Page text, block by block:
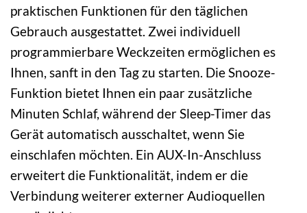
praktischen Funktionen für den täglichen
Gebrauch ausgestattet. Zwei individuell
programmierbare Weckzeiten ermöglichen es
Ihnen, sanft in den Tag zu starten. Die Snooze-
Funktion bietet Ihnen ein paar zusätzliche
Minuten Schlaf, während der Sleep-Timer das
Gerät automatisch ausschaltet, wenn Sie
einschlafen möchten. Ein AUX-In-Anschluss
erweitert die Funktionalität, indem er die
Verbindung weiterer externer Audioquellen